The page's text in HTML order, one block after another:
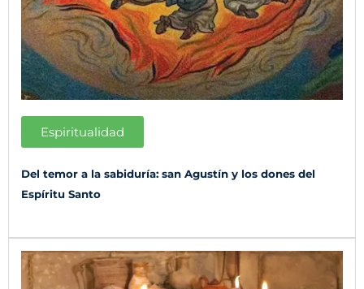
Espiritualidad
Del temor a la sabiduría: san Agustín y los dones del
Espíritu Santo